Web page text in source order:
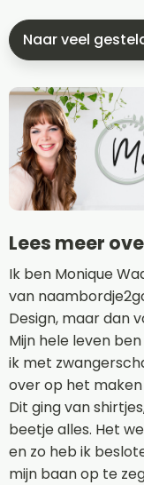
Naar veel
Lees meer
Ik ben Monique
van
Design, maar dan
Mijn hele leven
ik met
over op het
Dit ging van
beetje alles. Het
en zo heb ik
mijn baan op te